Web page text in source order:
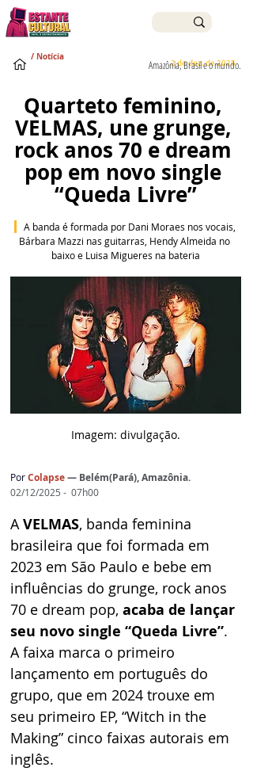
2 de dez. de 2025
Amazônia, Brasil e o mundo.
/ Notícia
Quarteto feminino,
VELMAS, une grunge,
rock anos 70 e dream
pop em novo single
“Queda Livre”
A banda é formada por Dani Moraes nos vocais,
Bárbara Mazzi nas guitarras, Hendy Almeida no
baixo e Luisa Migueres na bateria
Imagem: divulgação.
PorColapse— Belém(Pará), Amazônia.
02/12/2025 -  07h00
A VELMAS, banda feminina
brasileira que foi formada em
2023 em São Paulo e bebe em
influências do grunge, rock anos
70 e dream pop, acaba de lançar
seu novo single “Queda Livre”.
A faixa marca o primeiro
lançamento em português do
grupo, que em 2024 trouxe em
seu primeiro EP, “Witch in the
Making” cinco faixas autorais em
inglês.